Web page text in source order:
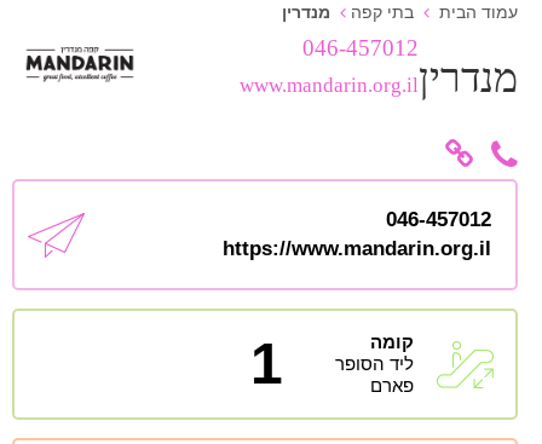
עמוד הבית בתי קפה מנדרין
מנדרין
046-457012
www.mandarin.org.il
046-457012
https://www.mandarin.org.il
קומה
ליד הסופר
פארם
1